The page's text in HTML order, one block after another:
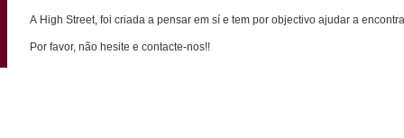
A High Street, foi criada a pensar em sí e tem por objectivo ajudar a
Por favor, não hesite e contacte-nos!!